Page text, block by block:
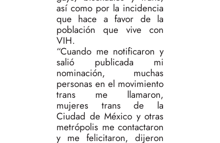
así como por la incidencia
que hace a favor de la
población que vive con
VIH.
“Cuando me notificaron y
salió publicada mi
nominación, muchas
personas en el movimiento
trans me llamaron,
mujeres trans de la
Ciudad de México y otras
metrópolis me contactaron
y me felicitaron, dijeron